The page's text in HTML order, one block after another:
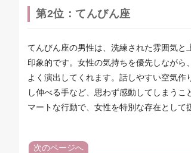
第2位：てんびん座
てんびん座の男性は、洗練された雰囲気と
印象的です。女性の気持ちを優先しながら
よく演出してくれます。話しやすい空気作
し伸べる手など、思わず感動してしまうこ
マートな行動で、女性を特別な存在として
次のページへ